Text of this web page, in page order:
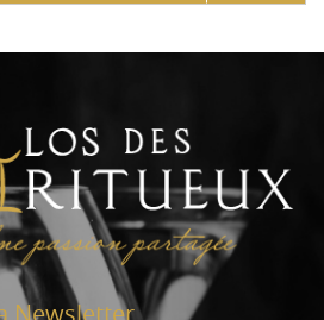
Newsletter